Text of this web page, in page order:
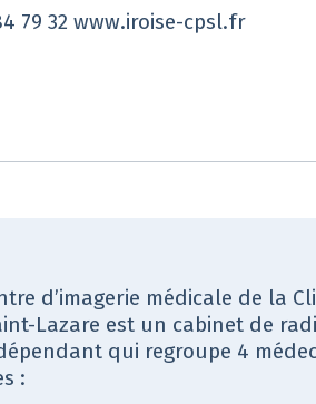
79 32 www.iroise-cpsl.fr
d’imagerie médicale de la
Lazare est un cabinet de
qui regroupe 4
: